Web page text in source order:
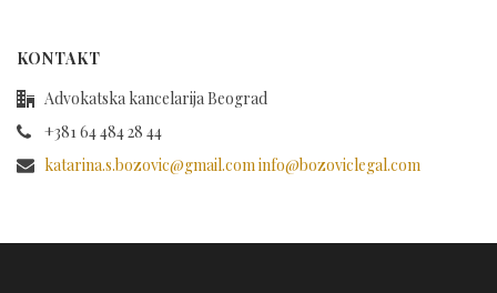
KONTAKT
Advokatska kancelarija Beograd
+381 64 484 28 44
katarina.s.bozovic@gmail.com info@bozoviclegal.com